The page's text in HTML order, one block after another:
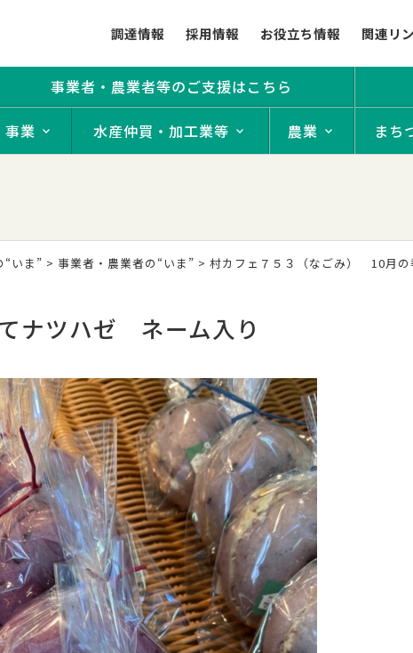
調達情報 採用情報 お役立ち情報 関連リ
事業者・農業者等のご支援はこちら
事業 水産仲買・加工業等 農業 まち
“いま” > 事業者・農業者の“いま” > 村カフェ７５３（なごみ） 10月の
ナツハゼ ネーム入り